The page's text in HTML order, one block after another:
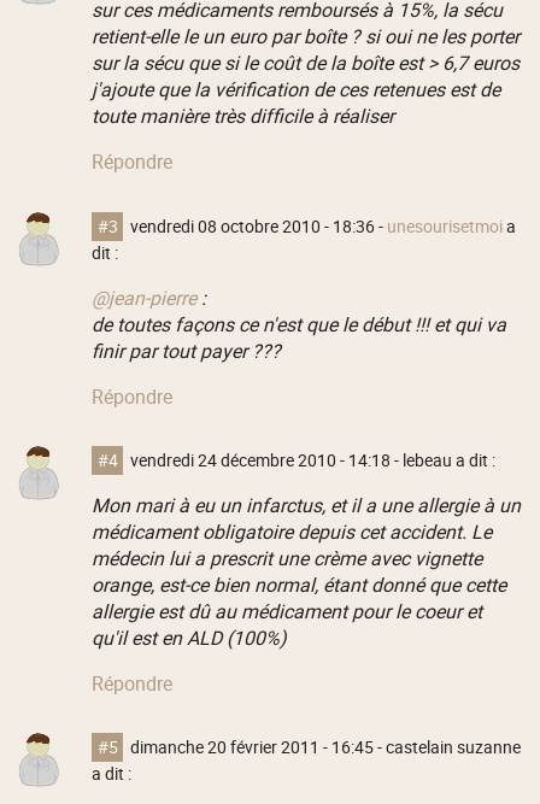
sur ces médicaments remboursés à 15%, la sécu
retient-elle le un euro par boîte ? si oui ne les porter
sur la sécu que si le coût de la boîte est > 6,7 euros
j'ajoute que la vérification de ces retenues est de
toute manière très difficile à réaliser
Répondre
#3 vendredi 08 octobre 2010 - 18:36- unesourisetmoia
dit :
@jean-pierre:
de toutes façons ce n'est que le début !!! et qui va
finir par tout payer ???
Répondre
#4 vendredi 24 décembre 2010 - 14:18 - lebeau a dit :
Mon mari à eu un infarctus, et il a une allergie à un
médicament obligatoire depuis cet accident. Le
médecin lui a prescrit une crème avec vignette
orange, est-ce bien normal, étant donné que cette
allergie est dû au médicament pour le coeur et
qu'il est en ALD (100%)
Répondre
#5 dimanche 20 février 2011 - 16:45- castelain suzanne
a dit :